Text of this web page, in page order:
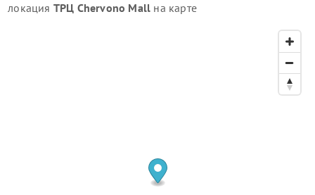
локация ТРЦ Chervono Mall на карте